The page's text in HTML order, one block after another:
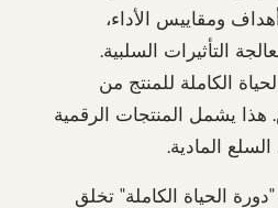
ومقاييس الأداء،
التأثيرات السلبية.
الكاملة للمنتج من
يشمل المنتجات الرقمية
المادية.
الحياة الكاملة" تخلق